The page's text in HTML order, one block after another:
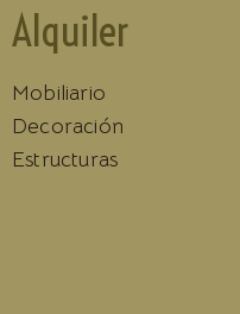
Alquiler
Mobiliario
Decoración
Estructuras